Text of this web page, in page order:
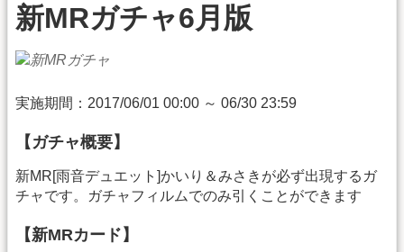
新MRガチャ6月版
実施期間：2017/06/01 00:00 ～ 06/30 23:59
【ガチャ概要】
新MR[雨音デュエット]かいり＆みさきが必ず出現するガ
チャです。ガチャフィルムでのみ引くことができます
【新MRカード】